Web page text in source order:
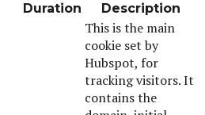
Duration Description
This is the main
cookie set by
Hubspot, for
tracking visitors. It
contains the